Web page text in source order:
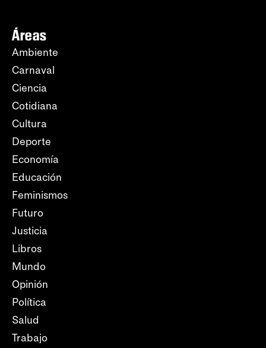
Áreas
Ambiente
Carnaval
Ciencia
Cotidiana
Cultura
Deporte
Economía
Educación
Feminismos
Futuro
Justicia
Libros
Mundo
Opinión
Política
Salud
Trabajo